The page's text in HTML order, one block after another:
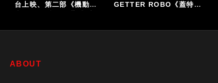
台上映、第二部《機動戰
GETTER ROBO《蓋特機
ABOUT